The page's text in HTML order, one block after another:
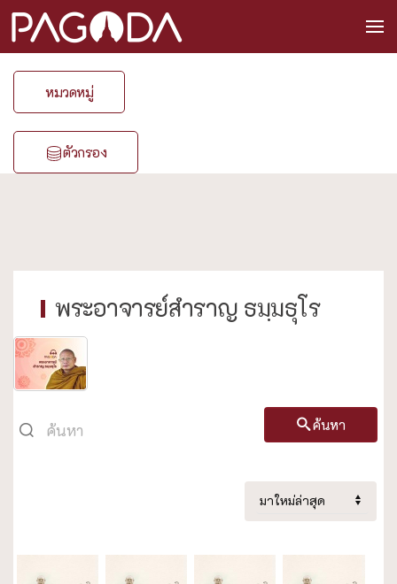
หมวดหมู่
ตัวกรอง
พระอาจารย์สำราญ ธมฺมธุโร
ค้นหา